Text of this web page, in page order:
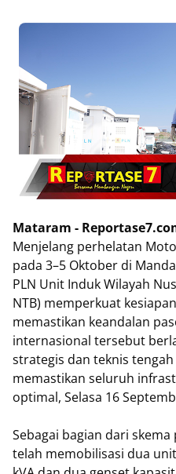
Mataram -
Menjelang perhelatan
pada 3–5 Oktober di
PLN Unit Induk Wilayah
NTB) memperkuat
memastikan keandalan
internasional tersebut
strategis dan teknis
memastikan seluruh
optimal, Selasa 16
Sebagai bagian dari
telah memobilisasi dua